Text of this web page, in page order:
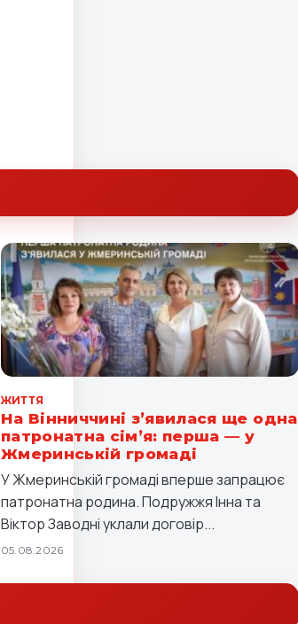
ЖИТТЯ
На Вінниччині з’явилася ще одна
патронатна сім’я: перша — у
Жмеринській громаді
У Жмеринській громаді вперше запрацює
патронатна родина. Подружжя Інна та
Віктор Заводні уклали договір...
05.08.2026